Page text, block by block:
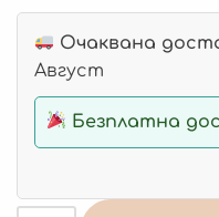
Очаквана
Август
Безплатна